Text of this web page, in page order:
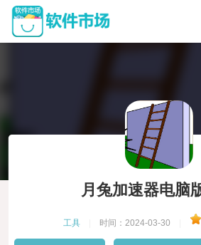
月兔加速器电脑
工具 时间：2024-03-30